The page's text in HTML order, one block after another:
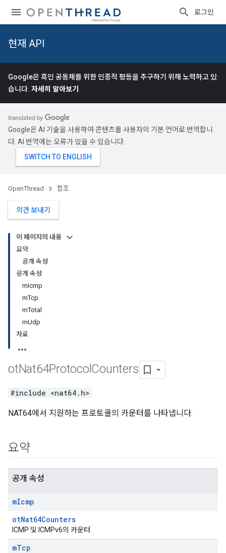
로그인
현재 API
Google은 흑인 공동체를 위한 인종적 평등을 추구하기 위해 노력하고 있
습니다. 자세히 알아보기
Google은 AI 기술을 사용하여 콘텐츠를 사용자의 기본 언어로 번역합니
다. AI 번역에는 오류가 있을 수 있습니다.
OpenThread 참조
의견 보내기
이 페이지의 내용
요약
공개 속성
공개 속성
mIcmp
mTcp
mTotal
mUdp
자료
otNat64Protocol Counters
#include <nat64.h>
NAT64에서 지원하는 프로토콜의 카운터를 나타냅니다.
요약
공개 속성
mIcmp
otNat64Counters
ICMP 및 ICMPv6의 카운터
mTcp